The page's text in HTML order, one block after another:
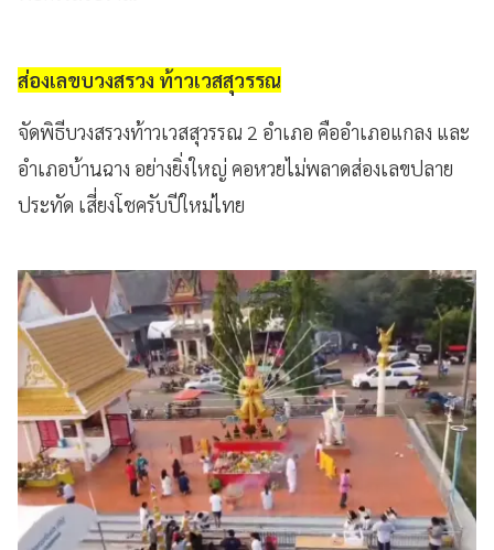
ส่องเลขบวงสรวง ท้าวเวสสุวรรณ
จัดพิธีบวงสรวงท้าวเวสสุวรรณ 2 อำเภอ คืออำเภอแกลง และ
อำเภอบ้านฉาง อย่างยิ่งใหญ่ คอหวยไม่พลาดส่องเลขปลาย
ประทัด เสี่ยงโชครับปีใหม่ไทย